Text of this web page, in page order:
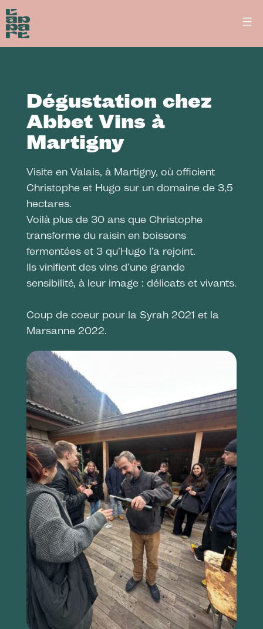
Aller
au
contenu
L’Appart
Restaurant
décomplexé
Lausanne
Dégustation chez
Abbet Vins à
Martigny
Visite en Valais, à Martigny, où officient
Christophe et Hugo sur un domaine de 3,5
hectares.
Voilà plus de 30 ans que Christophe
transforme du raisin en boissons
fermentées et 3 qu’Hugo l’a rejoint.
Ils vinifient des vins d’une grande
sensibilité, à leur image : délicats et vivants.
Coup de coeur pour la Syrah 2021 et la
Marsanne 2022.